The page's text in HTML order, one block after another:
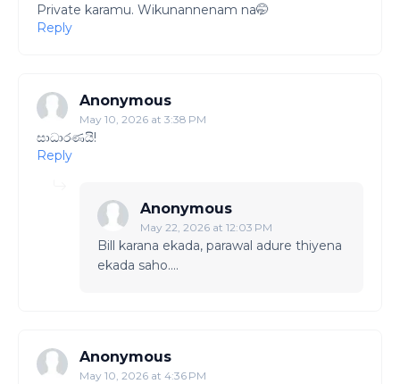
Private karamu. Wikunannenam na🤭
Reply
Anonymous
May 10, 2026 at 3:38 PM
සාධාරණයි!
Reply
Anonymous
May 22, 2026 at 12:03 PM
Bill karana ekada, parawal adure thiyena
ekada saho....
Anonymous
May 10, 2026 at 4:36 PM